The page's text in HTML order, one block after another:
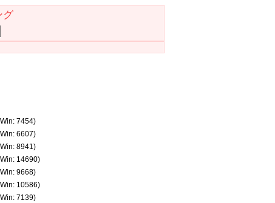
グ
7454)
6607)
8941)
14690)
9668)
10586)
7139)